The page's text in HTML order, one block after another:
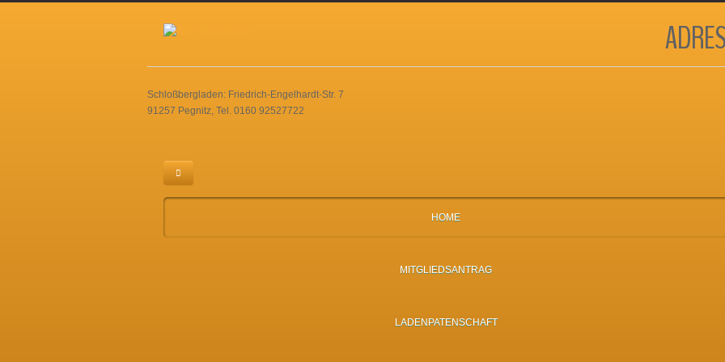
Schloßbergladen: Friedrich-Engelhardt-Str. 7
91257 Pegnitz, Tel. 0160 92527722
HOME
MITGLIEDSANTRAG
LADENPATENSCHAFT